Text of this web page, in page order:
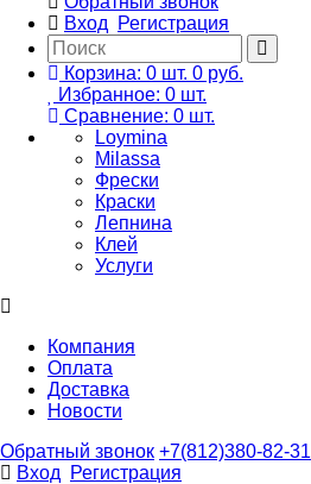
Вход
Регистрация
Корзина: 0 шт. 0 руб.
Избранное: 0 шт.
Сравнение: 0 шт.
Loymina
Milassa
Фрески
Краски
Лепнина
Клей
Услуги
Компания
Оплата
Доставка
Новости
Обратный звонок +7(812)380-82-31
Вход
Регистрация